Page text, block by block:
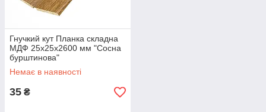
Гнучкий кут Планка складна
МДФ 25х25х2600 мм "Сосна
бурштинова"
Немає в наявності
35 ₴